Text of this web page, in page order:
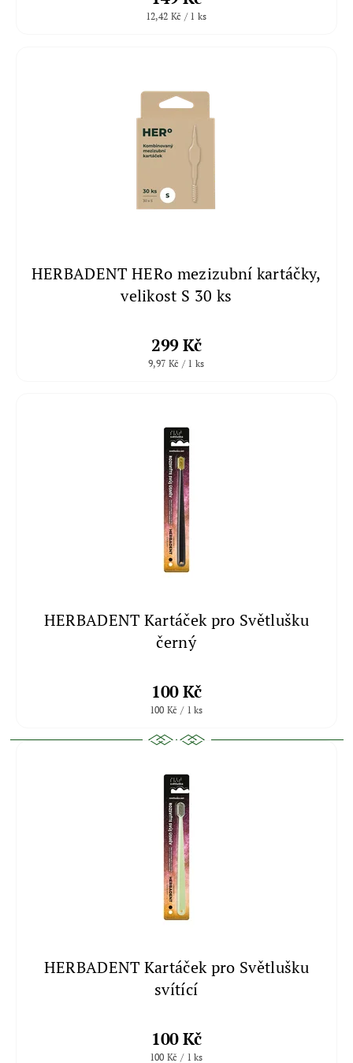
12,42 Kč / 1 ks
HERBADENT HERo mezizubní kartáčky,
velikost S 30 ks
299 Kč
9,97 Kč / 1 ks
HERBADENT Kartáček pro Světlušku
černý
100 Kč
100 Kč / 1 ks
HERBADENT Kartáček pro Světlušku
svítící
100 Kč
100 Kč / 1 ks